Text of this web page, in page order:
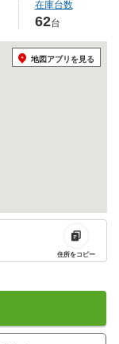
在庫台数
62台
地図アプリを見る
住所をコピー